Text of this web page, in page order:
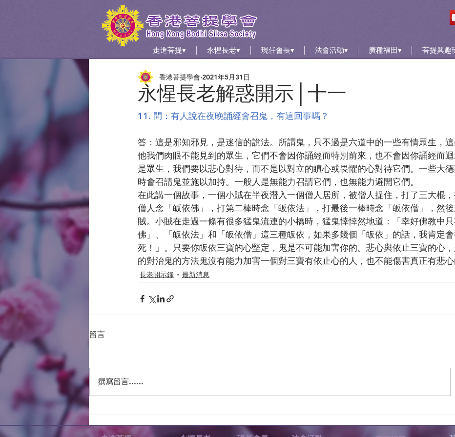
走進菩提▾ 永惺長老▾ 現任會長▾ 法會活動▾ 廣種福田▾ 菩提興趣
永惺長老解惑開示│十一
香港菩提學會 2021年5月31日
11. 問：有人說在夜晚誦經會召鬼，有這回事嗎？
答：這是邪知邪見，是迷信的說法。所謂鬼，只不過是六道中的一些有情眾生，
他我們肉眼不能見到的眾生，它們不會因你誦經而特別前來，也不會因你誦經而
是眾生，我們要以悲心對待，而不是以對立的瞋心或畏懼的心對待它們。一些大
時會召請鬼並施以加持。一般人是無能力召請它們，也無能力避開它們。
在此講一個故事，一個小賊在半夜潛入一個僧人居所，被僧人捉住，打了三大棍
僧人念「皈依佛」，打第二棒時念「皈依法」，打最後一棒時念「皈依僧」，然
賊。小賊在走過一條有很多猛鬼流連的小橋時，猛鬼悻悻然地道：「幸好佛教中
佛」、「皈依法」和「皈依僧」這三種皈依，如果多幾個「皈依」的話，我肯定
死！」。只要你皈依三寶的心堅定，鬼是不可能加害你的。悲心與依止三寶的心
的對治鬼的方法鬼沒有能力加害一個對三寶有依止心的人，也不能傷害真正有悲心
長老開示錄 最新消息
留言
撰寫留言......